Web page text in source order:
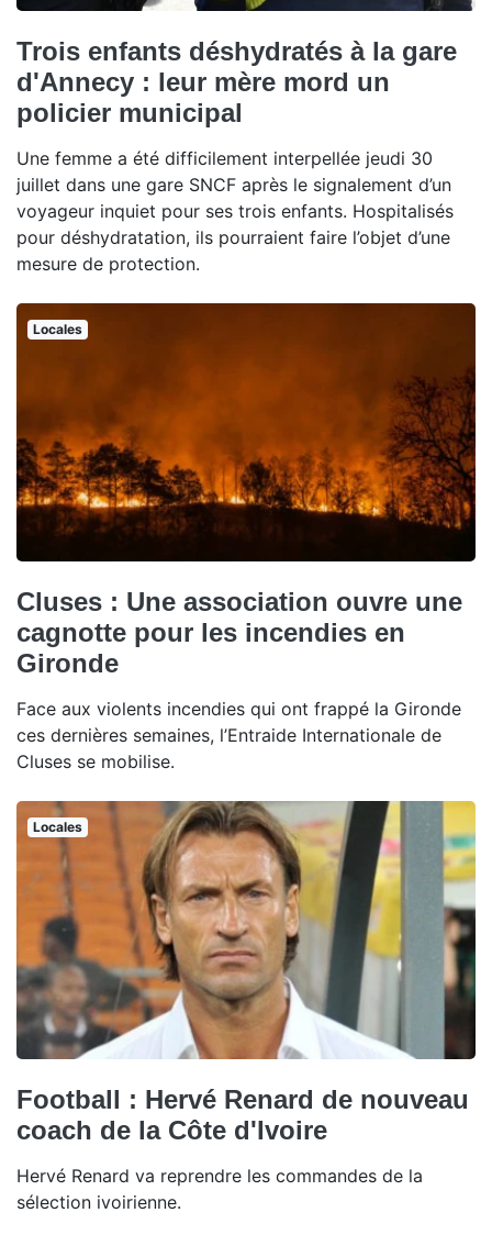
Trois enfants déshydratés à la gare
d'Annecy : leur mère mord un
policier municipal
Une femme a été difficilement interpellée jeudi 30
juillet dans une gare SNCF après le signalement d’un
voyageur inquiet pour ses trois enfants. Hospitalisés
pour déshydratation, ils pourraient faire l’objet d’une
mesure de protection.
Locales
Cluses : Une association ouvre une
cagnotte pour les incendies en
Gironde
Face aux violents incendies qui ont frappé la Gironde
ces dernières semaines, l’Entraide Internationale de
Cluses se mobilise.
Locales
Football : Hervé Renard de nouveau
coach de la Côte d'Ivoire
Hervé Renard va reprendre les commandes de la
sélection ivoirienne.